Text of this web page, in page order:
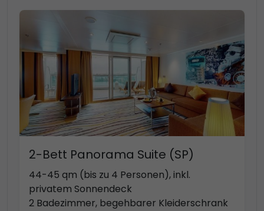
2-Bett Panorama Suite (SP)
44-45 qm (bis zu 4 Personen), inkl.
privatem Sonnendeck
2 Badezimmer, begehbarer Kleiderschrank